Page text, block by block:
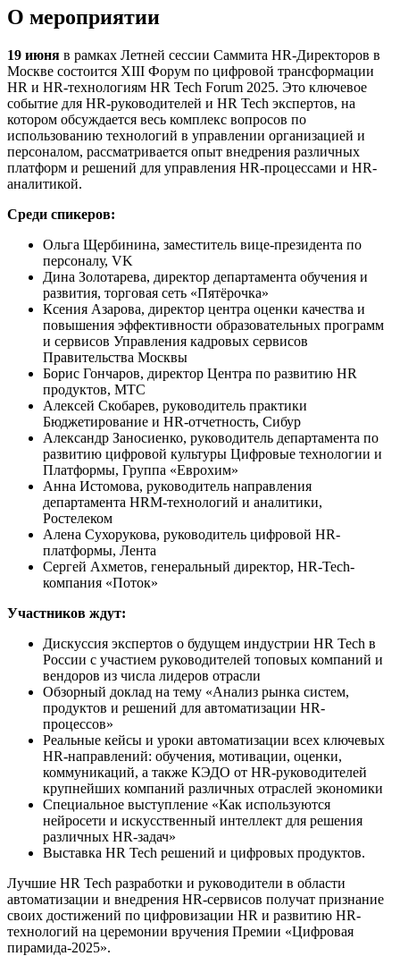
О мероприятии
19 июня в рамках Летней сессии Саммита HR-Директоров в
Москве состоится XIII Форум по цифровой трансформации
HR и HR-технологиям HR Tech Forum 2025. Это ключевое
событие для HR-руководителей и HR Tech экспертов, на
котором обсуждается весь комплекс вопросов по
использованию технологий в управлении организацией и
персоналом, рассматривается опыт внедрения различных
платформ и решений для управления HR-процессами и HR-
аналитикой.
Среди спикеров:
Ольга Щербинина, заместитель вице-президента по
персоналу, VK
Дина Золотарева, директор департамента обучения и
развития, торговая сеть «Пятёрочка»
Ксения Азарова, директор центра оценки качества и
повышения эффективности образовательных программ
и сервисов Управления кадровых сервисов
Правительства Москвы
Борис Гончаров, директор Центра по развитию HR
продуктов, МТС
Алексей Скобарев, руководитель практики
Бюджетирование и HR-отчетность, Сибур
Александр Заносиенко, руководитель департамента по
развитию цифровой культуры Цифровые технологии и
Платформы, Группа «Еврохим»
Анна Истомова, руководитель направления
департамента HRM-технологий и аналитики,
Ростелеком
Алена Сухорукова, руководитель цифровой HR-
платформы, Лента
Сергей Ахметов, генеральный директор, HR-Tech-
компания «Поток»
Участников ждут:
Дискуссия экспертов о будущем индустрии HR Tech в
России с участием руководителей топовых компаний и
вендоров из числа лидеров отрасли
Обзорный доклад на тему «Анализ рынка систем,
продуктов и решений для автоматизации HR-
процессов»
Реальные кейсы и уроки автоматизации всех ключевых
HR-направлений: обучения, мотивации, оценки,
коммуникаций, а также КЭДО от HR-руководителей
крупнейших компаний различных отраслей экономики
Специальное выступление «Как используются
нейросети и искусственный интеллект для решения
различных HR-задач»
Выставка HR Tech решений и цифровых продуктов.
Лучшие HR Tech разработки и руководители в области
автоматизации и внедрения HR-сервисов получат признание
своих достижений по цифровизации HR и развитию HR-
технологий на церемонии вручения Премии «Цифровая
пирамида-2025».